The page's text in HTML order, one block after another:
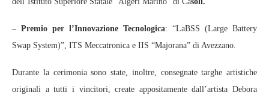
– Premio per l’Innovazione Tecnologica: “LaBSS (Large Battery
Swap System)”, ITS Meccatronica e IIS “Majorana” di Avezzano.
Durante la cerimonia sono state, inoltre, consegnate targhe artistiche
originali a tutti i vincitori, create appositamente dall’artista Debora